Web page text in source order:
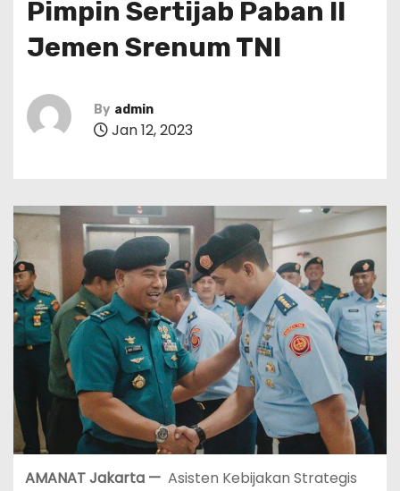
Pimpin Sertijab Paban II
Jemen Srenum TNI
By admin
Jan 12, 2023
AMANAT Jakarta — Asisten Kebijakan Strategis